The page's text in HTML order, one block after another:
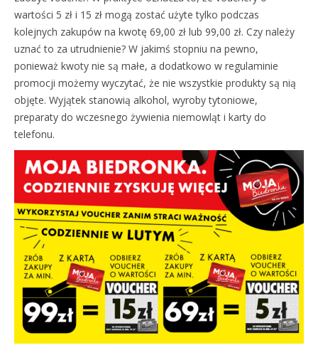
wartości 5 zł i 15 zł mogą zostać użyte tylko podczas
kolejnych zakupów na kwotę 69,00 zł lub 99,00 zł. Czy należy
uznać to za utrudnienie? W jakimś stopniu na pewno,
ponieważ kwoty nie są małe, a dodatkowo w regulaminie
promocji możemy wyczytać, że nie wszystkie produkty są nią
objęte. Wyjątek stanowią alkohol, wyroby tytoniowe,
preparaty do wczesnego żywienia niemowląt i karty do
telefonu.